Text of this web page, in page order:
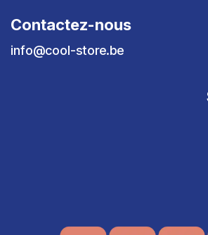
Contactez-nous
info@cool-store.be